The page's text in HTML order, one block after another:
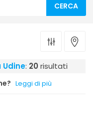
CERCA
: 20 risultati
Leggi di più